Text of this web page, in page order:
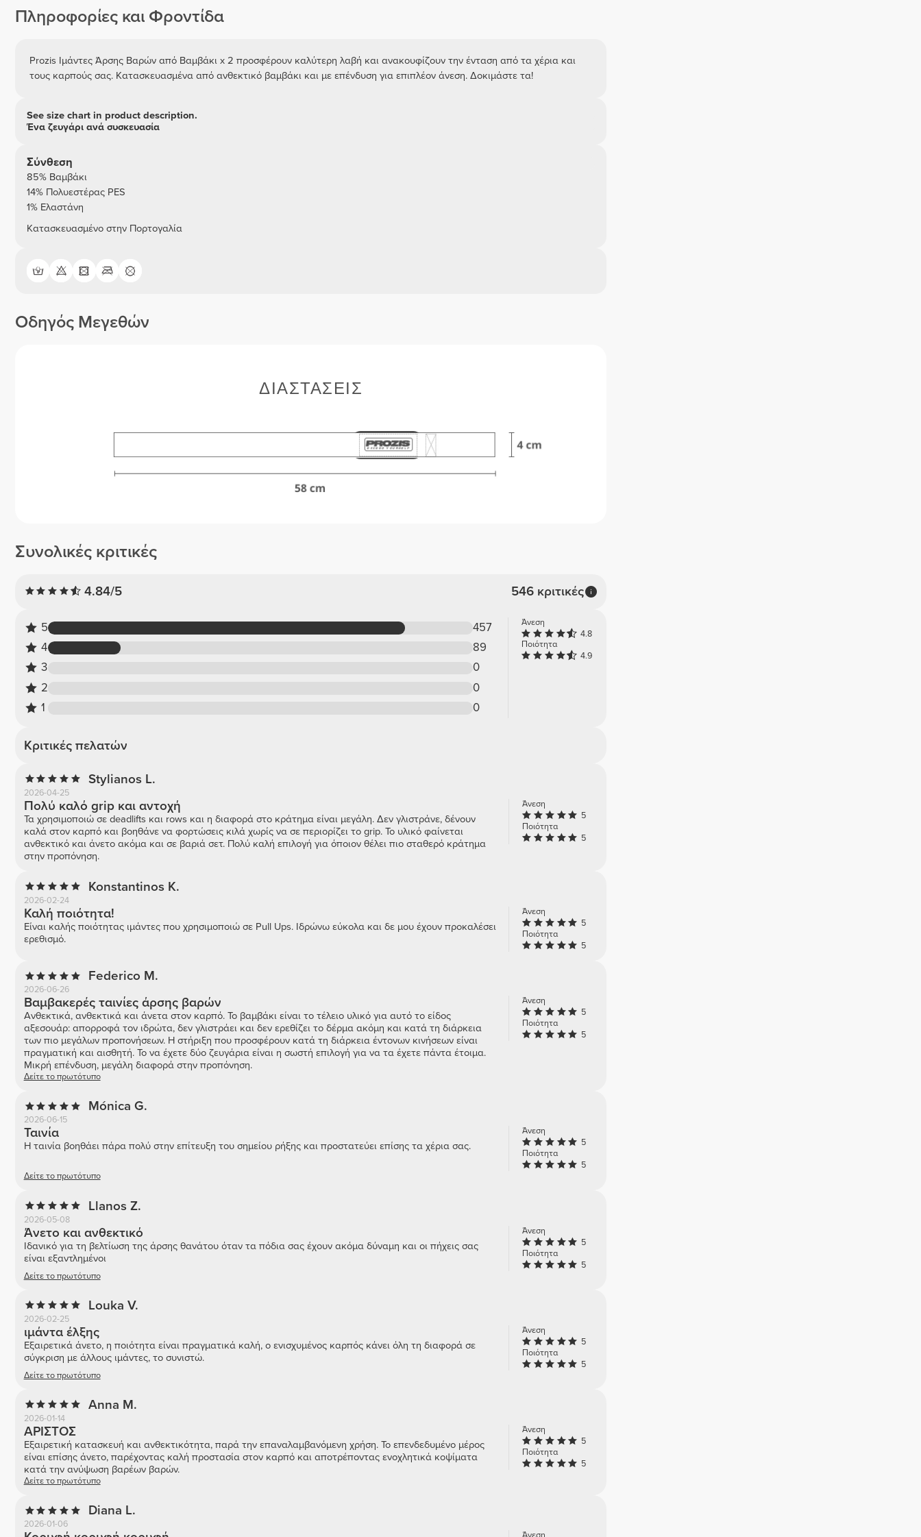
Πληροφορίες και Φροντίδα
Prozis Ιμάντες Άρσης Βαρών από Βαμβάκι x 2 προσφέρουν καλύτερη λαβή και ανακουφίζουν την ένταση από τα χέρια και
τους καρπούς σας. Κατασκευασμένα από ανθεκτικό βαμβάκι και με επένδυση για επιπλέον άνεση. Δοκιμάστε τα!
See size chart in product description.
Ένα ζευγάρι ανά συσκευασία
Σύνθεση
85% Βαμβάκι
14% Πολυεστέρας PES
1% Ελαστάνη
Κατασκευασμένο στην Πορτογαλία
Συνολικές κριτικές
4.84/5 546 κριτικές
5
457
4
89
3
0
2
0
1
0
Άνεση
4.8
Ποιότητα
4.9
Κριτικές πελατών
Stylianos L.
2026-04-25
Άνεση
5
Ποιότητα
5
Πολύ καλό grip και αντοχή
Τα χρησιμοποιώ σε deadlifts και rows και η διαφορά στο κράτημα είναι μεγάλη. Δεν γλιστράνε, δένουν
καλά στον καρπό και βοηθάνε να φορτώσεις κιλά χωρίς να σε περιορίζει το grip. Το υλικό φαίνεται
ανθεκτικό και άνετο ακόμα και σε βαριά σετ. Πολύ καλή επιλογή για όποιον θέλει πιο σταθερό κράτημα
στην προπόνηση.
Konstantinos K.
2026-02-24
Άνεση
5
Ποιότητα
5
Καλή ποιότητα!
Είναι καλής ποιότητας ιμάντες που χρησιμοποιώ σε Pull Ups. Ιδρώνω εύκολα και δε μου έχουν προκαλέσει
ερεθισμό.
Federico M.
2026-06-26
Άνεση
5
Ποιότητα
5
Βαμβακερές ταινίες άρσης βαρών
Ανθεκτικά, ανθεκτικά και άνετα στον καρπό. Το βαμβάκι είναι το τέλειο υλικό για αυτό το είδος
αξεσουάρ: απορροφά τον ιδρώτα, δεν γλιστράει και δεν ερεθίζει το δέρμα ακόμη και κατά τη διάρκεια
των πιο μεγάλων προπονήσεων. Η στήριξη που προσφέρουν κατά τη διάρκεια έντονων κινήσεων είναι
πραγματική και αισθητή. Το να έχετε δύο ζευγάρια είναι η σωστή επιλογή για να τα έχετε πάντα έτοιμα.
Μικρή επένδυση, μεγάλη διαφορά στην προπόνηση.
Δείτε το πρωτότυπο
Mónica G.
2026-06-15
Άνεση
5
Ποιότητα
5
Ταινία
Η ταινία βοηθάει πάρα πολύ στην επίτευξη του σημείου ρήξης και προστατεύει επίσης τα χέρια σας.
Δείτε το πρωτότυπο
Llanos Z.
2026-05-08
Άνεση
5
Ποιότητα
5
Άνετο και ανθεκτικό
Ιδανικό για τη βελτίωση της άρσης θανάτου όταν τα πόδια σας έχουν ακόμα δύναμη και οι πήχεις σας
είναι εξαντλημένοι
Δείτε το πρωτότυπο
Louka V.
2026-02-25
Άνεση
5
Ποιότητα
5
ιμάντα έλξης
Εξαιρετικά άνετο, η ποιότητα είναι πραγματικά καλή, ο ενισχυμένος καρπός κάνει όλη τη διαφορά σε
σύγκριση με άλλους ιμάντες, το συνιστώ.
Δείτε το πρωτότυπο
Anna M.
2026-01-14
Άνεση
5
Ποιότητα
5
ΑΡΙΣΤΟΣ
Εξαιρετική κατασκευή και ανθεκτικότητα, παρά την επαναλαμβανόμενη χρήση. Το επενδεδυμένο μέρος
είναι επίσης άνετο, παρέχοντας καλή προστασία στον καρπό και αποτρέποντας ενοχλητικά κοψίματα
κατά την ανύψωση βαρέων βαρών.
Δείτε το πρωτότυπο
Diana L.
2026-01-06
Οδηγός Μεγεθών
ΔΙΑΣΤΆΣΕΙΣ